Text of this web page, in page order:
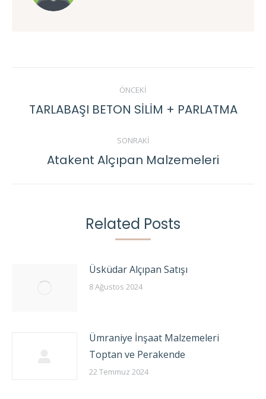
navigation
ÖNCEKI
Previous
TARLABAŞI BETON SİLİM + PARLATMA
SONRAKI
Next
Atakent Alçıpan Malzemeleri
Related Posts
Üsküdar Alçıpan Satışı
8 Ağustos 2024
Ümraniye İnşaat Malzemeleri
Toptan ve Perakende
22 Temmuz 2024